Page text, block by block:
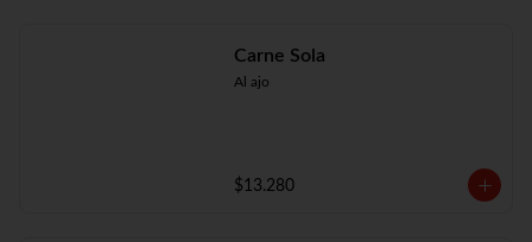
Carne Sola
Al ajo
$13.280